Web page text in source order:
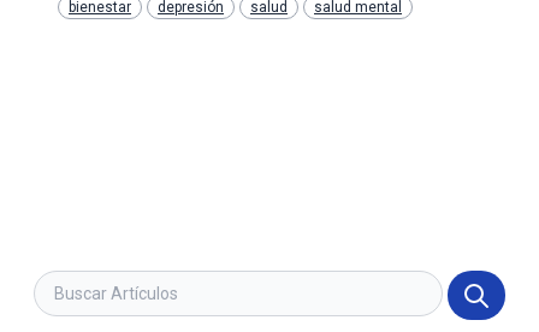
bienestar depresión salud salud mental